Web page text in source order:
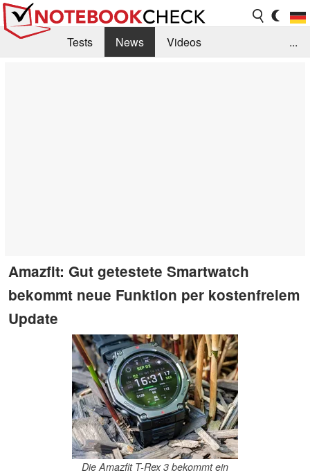
Tests News
Videos
...
Amazfit: Gut getestete Smartwatch
bekommt neue Funktion per kostenfreiem
Update
Die Amazfit T-Rex 3 bekommt ein